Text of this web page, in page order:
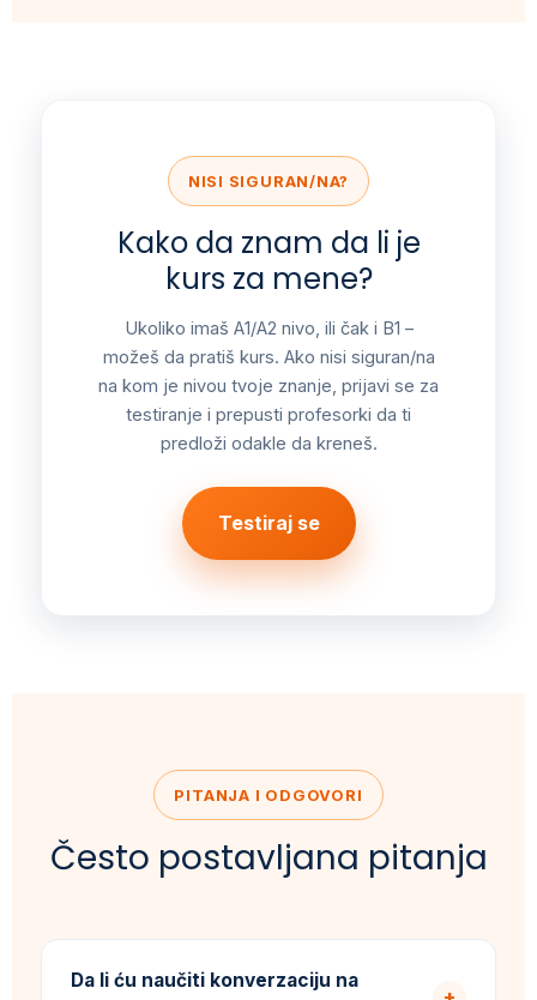
NISI SIGURAN/NA?
Kako da znam da li je
kurs za mene?
Ukoliko imaš A1/A2 nivo, ili čak i B1 –
možeš da pratiš kurs. Ako nisi siguran/na
na kom je nivou tvoje znanje, prijavi se za
testiranje i prepusti profesorki da ti
predloži odakle da kreneš.
Testiraj se
PITANJA I ODGOVORI
Često postavljana pitanja
Da li ću naučiti konverzaciju na